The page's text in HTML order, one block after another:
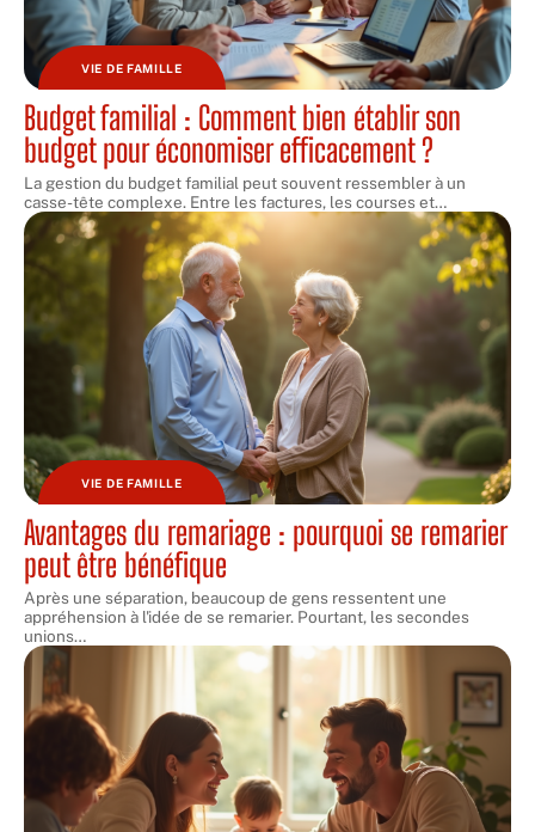
VIE DE FAMILLE
Budget familial : Comment bien établir son
budget pour économiser efficacement ?
La gestion du budget familial peut souvent ressembler à un
casse-tête complexe. Entre les factures, les courses et…
VIE DE FAMILLE
Avantages du remariage : pourquoi se remarier
peut être bénéfique
Après une séparation, beaucoup de gens ressentent une
appréhension à l'idée de se remarier. Pourtant, les secondes
unions…